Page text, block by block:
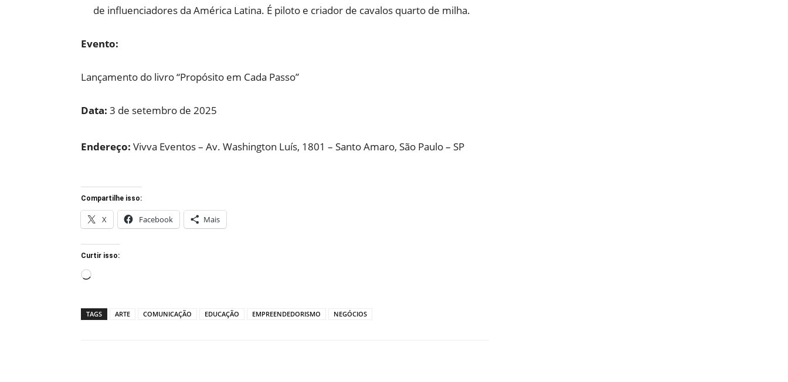
de influenciadores da América Latina. É piloto e criador de cavalos quarto de milha.
Evento:
Lançamento do livro “Propósito em Cada Passo”
Data: 3 de setembro de 2025
Endereço: Vivva Eventos – Av. Washington Luís, 1801 – Santo Amaro, São Paulo – SP
Compartilhe isso:
X Facebook Mais
Curtir isso:
Carregando...
TAGS ARTE COMUNICAÇÃO EDUCAÇÃO EMPREENDEDORISMO NEGÓCIOS